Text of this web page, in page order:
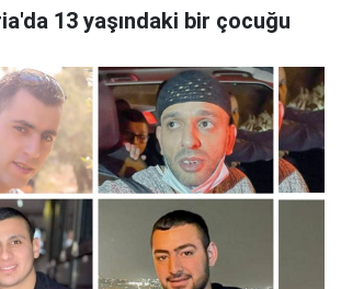
13 yaşındaki bir çocuğu